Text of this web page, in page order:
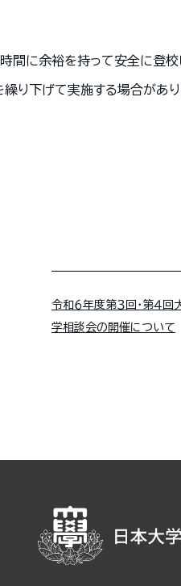
間に余裕を持って安全に登校
り下げて実施する場合があり
令和６年度第３回・第４
学相談会の開催について